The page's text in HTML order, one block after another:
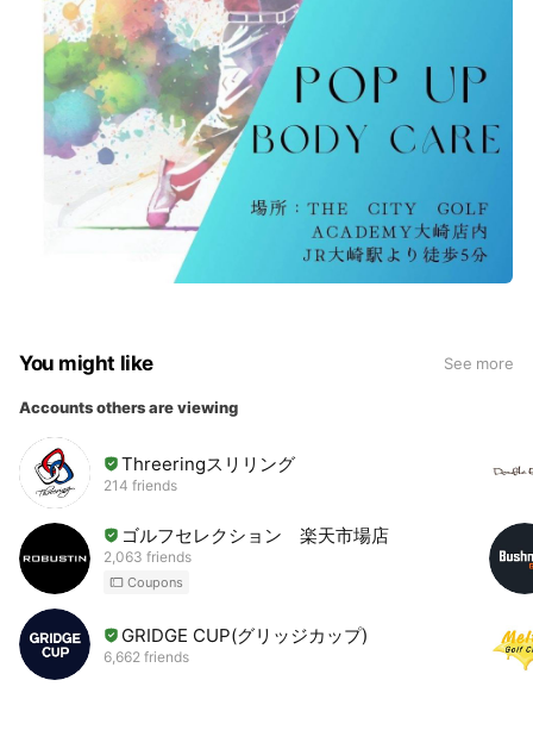
You might like See more
Accounts others are viewing
Threeringスリリング
214 friends
ゴルフセレクション 楽天市場店
2,063 friends
Coupons
GRIDGE CUP(グリッジカップ)
6,662 friends